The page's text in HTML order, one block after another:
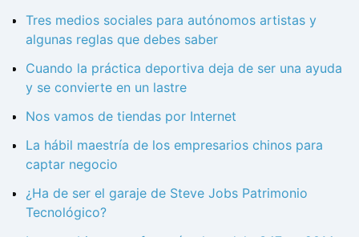
Tres medios sociales para autónomos artistas y
algunas reglas que debes saber
Cuando la práctica deportiva deja de ser una ayuda
y se convierte en un lastre
Nos vamos de tiendas por Internet
La hábil maestría de los empresarios chinos para
captar negocio
¿Ha de ser el garaje de Steve Jobs Patrimonio
Tecnológico?